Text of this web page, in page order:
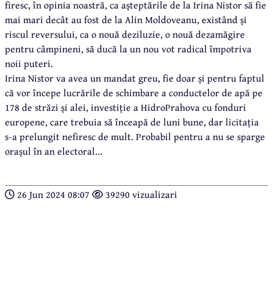
firesc, în opinia noastră, ca așteptările de la Irina Nistor să fie
mai mari decât au fost de la Alin Moldoveanu, existând și
riscul reversului, ca o nouă deziluzie, o nouă dezamăgire
pentru câmpineni, să ducă la un nou vot radical împotriva
noii puteri.
Irina Nistor va avea un mandat greu, fie doar și pentru faptul
că vor începe lucrările de schimbare a conductelor de apă pe
178 de străzi și alei, investiție a HidroPrahova cu fonduri
europene, care trebuia să înceapă de luni bune, dar licitația
s-a prelungit nefiresc de mult. Probabil pentru a nu se sparge
orașul în an electoral...
26 Jun 2024 08:07 39290 vizualizari